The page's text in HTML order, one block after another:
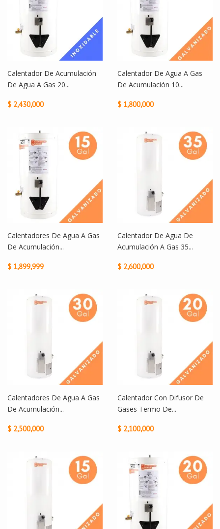
Calentador De Acumulación
De Agua A Gas 20...
$ 2,430,000
Calentador De Agua A Gas
De Acumulación 10...
$ 1,800,000
Calentadores De Agua A Gas
De Acumulación...
$ 1,899,999
Calentador De Agua De
Acumulación A Gas 35...
$ 2,600,000
Calentadores De Agua A Gas
De Acumulación...
$ 2,500,000
Calentador Con Difusor De
Gases Termo De...
$ 2,100,000